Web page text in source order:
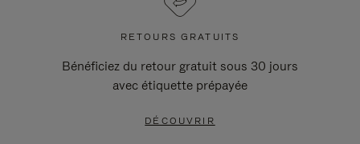
RETOURS GRATUITS
Bénéficiez du retour gratuit sous 30 jours
avec étiquette prépayée
DÉCOUVRIR